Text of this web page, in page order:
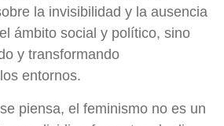
la invisibilidad y la ausencia
ámbito social y político, sino
y transformando
entornos.
piensa, el feminismo no es un